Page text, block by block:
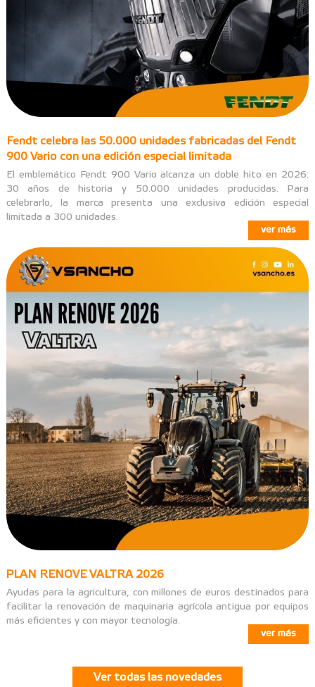
Fendt celebra las 50.000 unidades fabricadas del Fendt
900 Vario con una edición especial limitada
El emblemático Fendt 900 Vario alcanza un doble hito en 2026:
30 años de historia y 50.000 unidades producidas. Para
celebrarlo, la marca presenta una exclusiva edición especial
limitada a 300 unidades.
ver más
PLAN RENOVE VALTRA 2026
Ayudas para la agricultura, con millones de euros destinados para
facilitar la renovación de maquinaria agrícola antigua por equipos
más eficientes y con mayor tecnología.
ver más
Ver todas las novedades